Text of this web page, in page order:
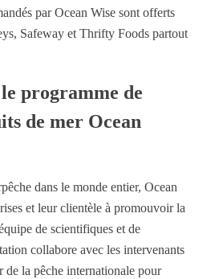
par Ocean Wise sont offerts
Safeway et Thrifty Foods partout
le programme de
de mer Ocean
dans le monde entier, Ocean
et leur clientèle à promouvoir la
de scientifiques et de
collabore avec les intervenants
de la pêche internationale pour